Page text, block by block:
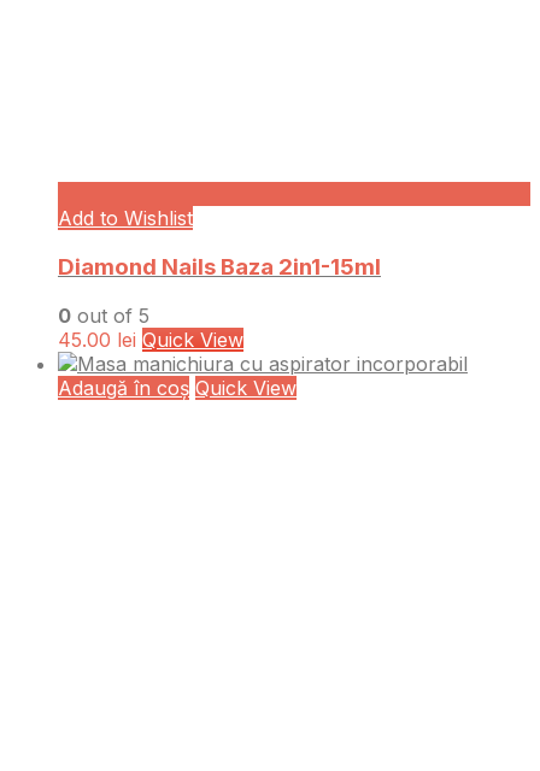
Add to Wishlist
Diamond Nails Baza 2in1-15ml
0 out of 5
45.00 lei Quick View
Adaugă în coș Quick View